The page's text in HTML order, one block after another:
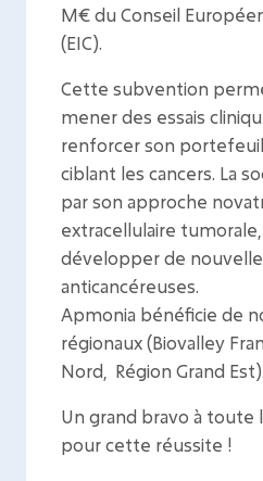
M€ du Conseil
(EIC).
Cette subvention
mener des essais
renforcer son
ciblant les cancers. La
par son approche
extracellulaire tumorale,
développer de
anticancéreuses.
Apmonia bénéficie de
régionaux (Biovalley
Nord, Région Grand Est).
Un grand bravo à toute
pour cette réussite !